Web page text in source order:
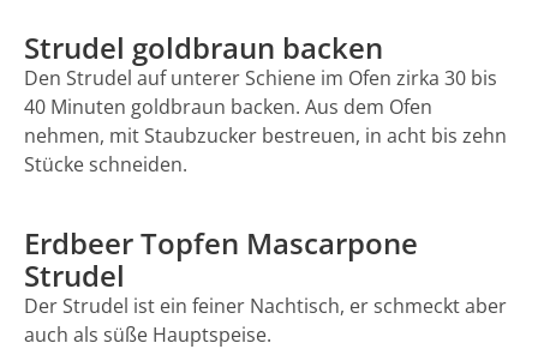
Strudel goldbraun backen
Den Strudel auf unterer Schiene im Ofen zirka 30 bis
40 Minuten goldbraun backen. Aus dem Ofen
nehmen, mit Staubzucker bestreuen, in acht bis zehn
Stücke schneiden.
Erdbeer Topfen Mascarpone
Strudel
Der Strudel ist ein feiner Nachtisch, er schmeckt aber
auch als süße Hauptspeise.